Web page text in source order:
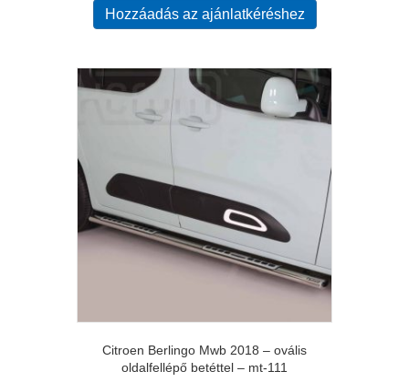
Hozzáadás az ajánlatkéréshez
Citroen Berlingo Mwb 2018 – ovális
oldalfellépő betéttel – mt-111